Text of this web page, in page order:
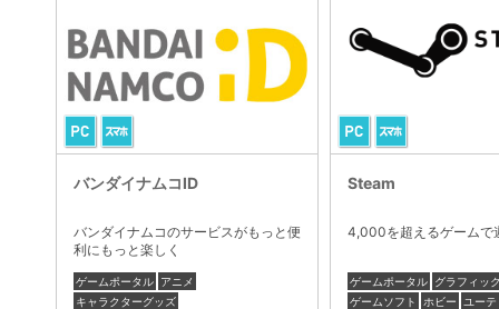
バンダイナムコID
バンダイナムコのサービスがもっと便
利にもっと楽しく
ゲームポータル アニメ
キャラクターグッズ
Steam
4,000を超えるゲームで
ゲームポータル グラフィッ
ゲームソフト
ホビー ユー